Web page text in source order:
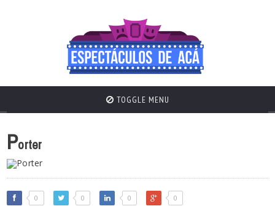
TOGGLE MENU
Porter
0 0 0 0